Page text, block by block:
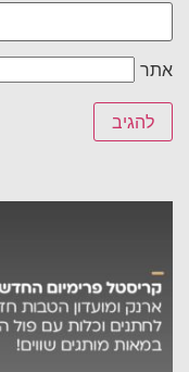
אתר